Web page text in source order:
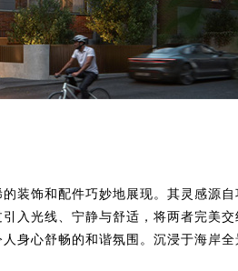
装饰和配件巧妙地展现。其灵感源自
入光线、宁静与舒适，将两者完美交
身心舒畅的和谐氛围。沉浸于海岸全